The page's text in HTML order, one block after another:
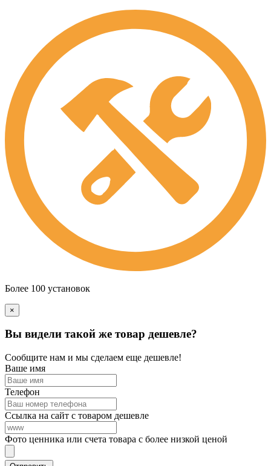
Более 100 установок
×
Вы видели такой же товар дешевле?
Сообщите нам и мы сделаем еще дешевле!
Ваше имя
Телефон
Ссылка на сайт с товаром дешевле
Фото ценника или счета товара с более низкой ценой